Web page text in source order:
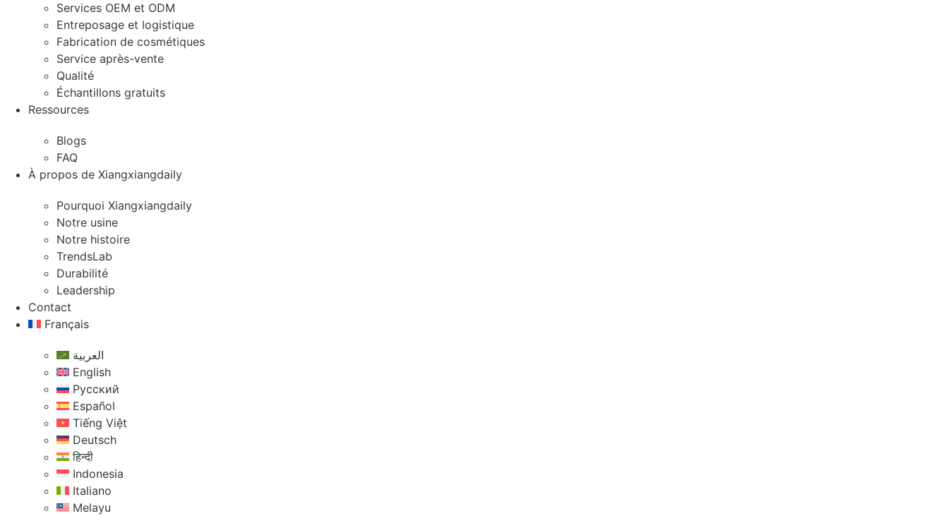
Services OEM et ODM
Entreposage et logistique
Fabrication de cosmétiques
Service après-vente
Qualité
Échantillons gratuits
Ressources
Blogs
FAQ
À propos de Xiangxiangdaily
Pourquoi Xiangxiangdaily
Notre usine
Notre histoire
TrendsLab
Durabilité
Leadership
Contact
Français
العربية
English
Русский
Español
Tiếng Việt
Deutsch
हिन्दी
Indonesia
Italiano
Melayu